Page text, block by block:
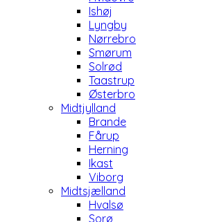
Ishøj
Lyngby
Nørrebro
Smørum
Solrød
Taastrup
Østerbro
Midtjylland
Brande
Fårup
Herning
Ikast
Viborg
Midtsjælland
Hvalsø
Sorø